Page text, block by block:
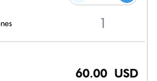
60.00 USD